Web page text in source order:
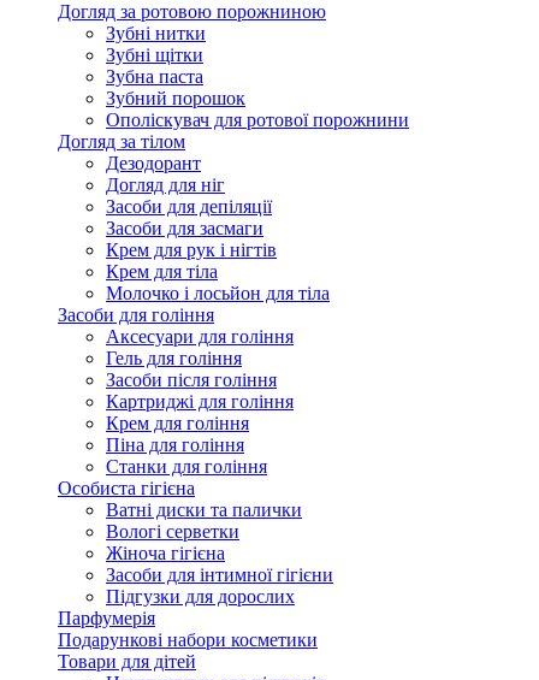
Догляд за ротовою порожниною
Зубні нитки
Зубні щітки
Зубна паста
Зубний порошок
Ополіскувач для ротової порожнини
Догляд за тілом
Дезодорант
Догляд для ніг
Засоби для депіляції
Засоби для засмаги
Крем для рук і нігтів
Крем для тіла
Молочко і лосьйон для тіла
Засоби для гоління
Аксесуари для гоління
Гель для гоління
Засоби після гоління
Картриджі для гоління
Крем для гоління
Піна для гоління
Станки для гоління
Особиста гігієна
Ватні диски та палички
Вологі серветки
Жіноча гігієна
Засоби для інтимної гігієни
Підгузки для дорослих
Парфумерія
Подарункові набори косметики
Товари для дітей